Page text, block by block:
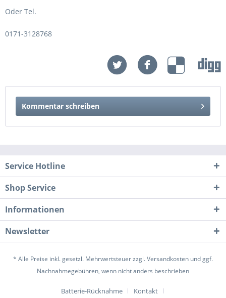
Oder Tel.
0171-3128768
Kommentar schreiben
Service Hotline
Shop Service
Informationen
Newsletter
* Alle Preise inkl. gesetzl. Mehrwertsteuer zzgl.Versandkosten und ggf.
Nachnahmegebühren, wenn nicht anders beschrieben
Batterie-Rücknahme Kontakt